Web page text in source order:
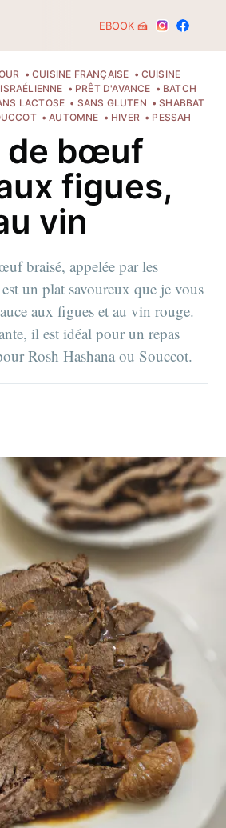
EBOOK 🍰
CUISINE FRANÇAISE
CUISINE
PRÊT D'AVANCE
BATCH
LACTOSE SANS GLUTEN
SHABBAT
AUTOMNE HIVER PESSAH
de bœuf
figues,
vin
braisé, appelée par les
un plat savoureux que je vous
aux figues et au vin rouge.
il est idéal pour un repas
Rosh Hashana ou Souccot.